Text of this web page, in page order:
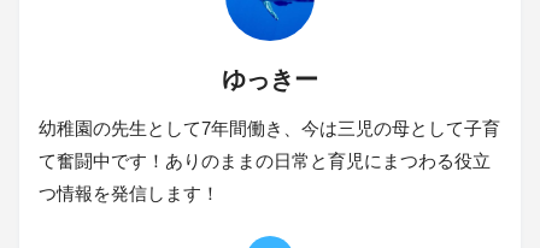
ゆっきー
幼稚園の先生として7年間働き、今は三児の母として子育
て奮闘中です！ありのままの日常と育児にまつわる役立
つ情報を発信します！